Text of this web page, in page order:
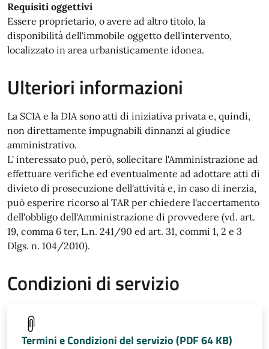
Requisiti oggettivi
Essere proprietario, o avere ad altro titolo, la
disponibilità dell'immobile oggetto dell'intervento,
localizzato in area urbanisticamente idonea.
Ulteriori informazioni
La SCIA e la DIA sono atti di iniziativa privata e, quindi,
non direttamente impugnabili dinnanzi al giudice
amministrativo.
L' interessato può, però, sollecitare l'Amministrazione ad
effettuare verifiche ed eventualmente ad adottare atti di
divieto di prosecuzione dell'attività e, in caso di inerzia,
può esperire ricorso al TAR per chiedere l'accertamento
dell'obbligo dell'Amministrazione di provvedere (vd. art.
19, comma 6 ter, L.n. 241/90 ed art. 31, commi 1, 2 e 3
Dlgs. n. 104/2010).
Condizioni di servizio
Termini e Condizioni del servizio (PDF 64 KB)